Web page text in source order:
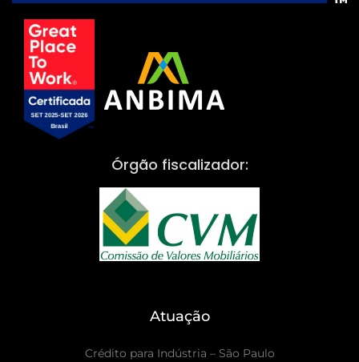
Órgão fiscalizador:
Atuação
Crédito para Indústria – São Paulo